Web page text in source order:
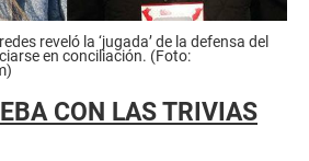
reveló la ‘jugada’ de la defensa del
en conciliación. (Foto:
CON LAS TRIVIAS